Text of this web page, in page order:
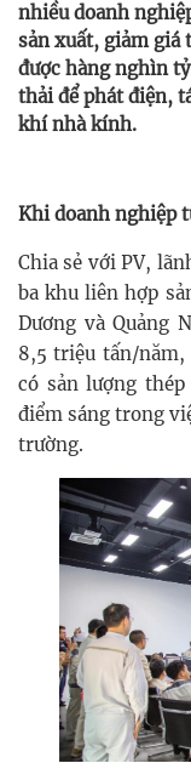
nhiều doanh
sản xuất, giảm giá
được hàng nghìn
thải để phát điện,
khí nhà kính.
Khi doanh nghiệp
Chia sẻ với PV,
ba khu liên hợp
Dương và Quảng
8,5 triệu tấn/năm,
có sản lượng
điểm sáng trong
trường.